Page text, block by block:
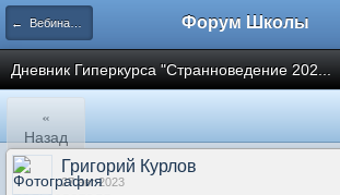
← Вебинары Школы Форум Школы
Дневник Гиперкурса "Странноведение 202...
«
Назад
Григорий Курлов
27 авг 2023